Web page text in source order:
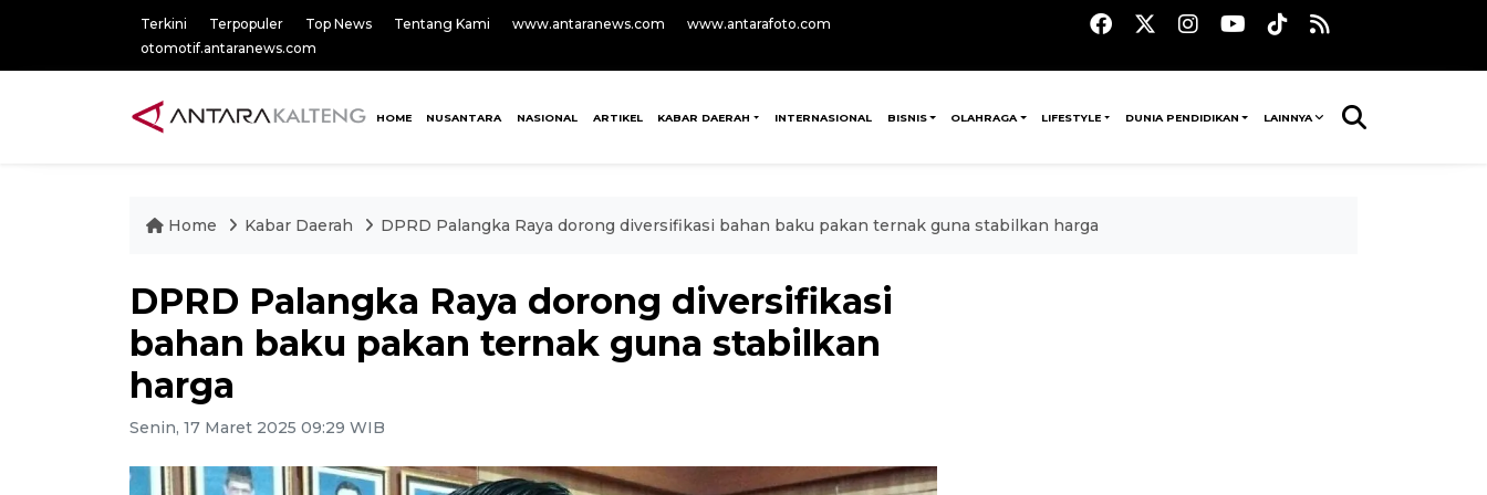
Terkini Terpopuler Top News Tentang Kami www.antaranews.com
www.antarafoto.com
otomotif.antaranews.com
HOME NUSANTARA NASIONAL ARTIKEL KABAR DAERAH INTERNASIONAL BISNIS OLAHRAGA LIFESTYLE DUNIA PENDIDIKAN LAINNYA
Home Kabar Daerah DPRD Palangka Raya dorong diversifikasi bahan baku pakan ternak guna stabilkan harga
DPRD Palangka Raya dorong diversifikasi
bahan baku pakan ternak guna stabilkan
harga
Senin, 17 Maret 2025 09:29 WIB